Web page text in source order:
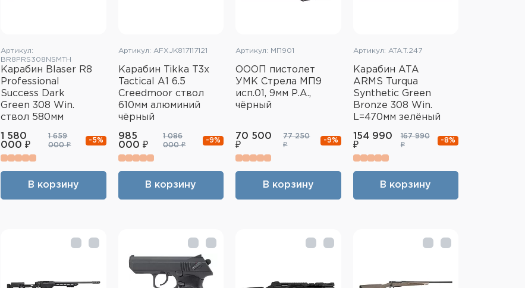
Артикул:
BR8PRS308NSMTH
Карабин Blaser R8
Professional
Success Dark
Green 308 Win.
ствол 580мм
1 580
000 ₽
1 659
000 ₽
-5%
В корзину
Артикул: AFXJK817117121
Карабин Tikka T3x
Tactical A1 6.5
Creedmoor ствол
610мм алюминий
чёрный
985
000 ₽
1 086
000 ₽
-9%
В корзину
Артикул: МП901
ОООП пистолет
УМК Стрела МП9
исп.01, 9мм Р.А.,
чёрный
70 500
₽
77 250
₽
-9%
В корзину
Артикул: ATA.T.247
Карабин ATA
ARMS Turqua
Synthetic Green
Bronze 308 Win.
L=470мм зелёный
154 990
₽
167 990
₽
-8%
В корзину